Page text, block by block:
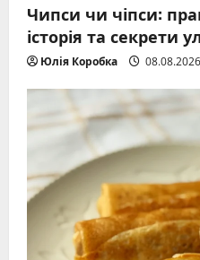
Чипси чи чіпси:
історія та секрети
Юлія Коробка 08.08.2026